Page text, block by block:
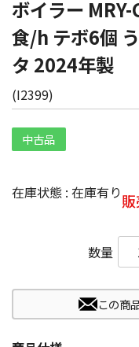
ボイラー
食/h テボ6個
タ 2024年製
(I2399)
中古品
在庫状態 : 在庫有り
数量
この商